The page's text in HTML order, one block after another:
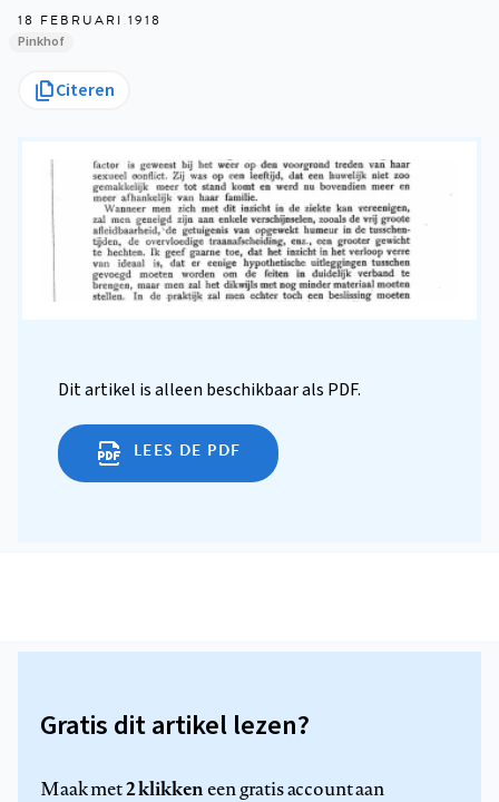
18 FEBRUARI 1918
Pinkhof
Citeren
Dit artikel is alleen beschikbaar als PDF.
LEES DE PDF
Gratis dit artikel lezen?
Maak met2 klikkeneen gratis account aan